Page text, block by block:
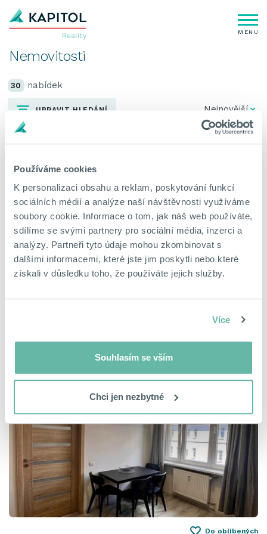
Používáme cookies
K personalizaci obsahu a reklam, poskytování funkcí
sociálních médií a analýze naší návštěvnosti využíváme
soubory cookie. Informace o tom, jak náš web používáte,
sdílíme se svými partnery pro sociální média, inzerci a
analýzy. Partneři tyto údaje mohou zkombinovat s
dalšími informacemi, které jste jim poskytli nebo které
získali v důsledku toho, že používáte jejich služby.
Více
Souhlasím se vším
Chci jen nezbytné
MENU
Nemovitosti
30 nabídek
UPRAVIT HLEDÁNÍ
Mezipolí, Michle, Praha, okres Hlavní město Praha
19 500 Kč za měsíc
Do oblíbených